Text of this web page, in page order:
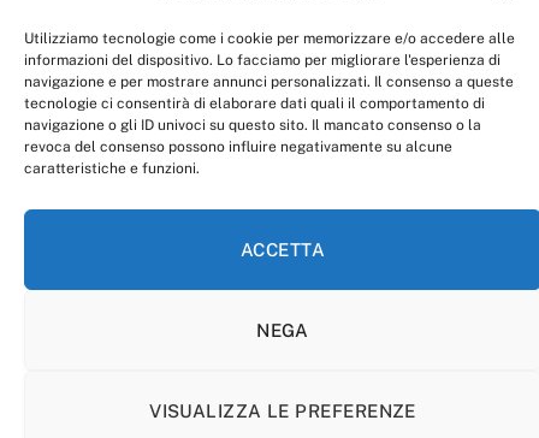
Utilizziamo tecnologie come i cookie per memorizzare e/o accedere alle
informazioni del dispositivo. Lo facciamo per migliorare l'esperienza di
navigazione e per mostrare annunci personalizzati. Il consenso a queste
tecnologie ci consentirà di elaborare dati quali il comportamento di
navigazione o gli ID univoci su questo sito. Il mancato consenso o la
revoca del consenso possono influire negativamente su alcune
caratteristiche e funzioni.
ACCETTA
NEGA
VISUALIZZA LE PREFERENZE
Economico,
num. registrazione: 302017000014044 del 9 febbraio 2017.
Per contatti:redazione@anagnia.com
COOKIE POLICY